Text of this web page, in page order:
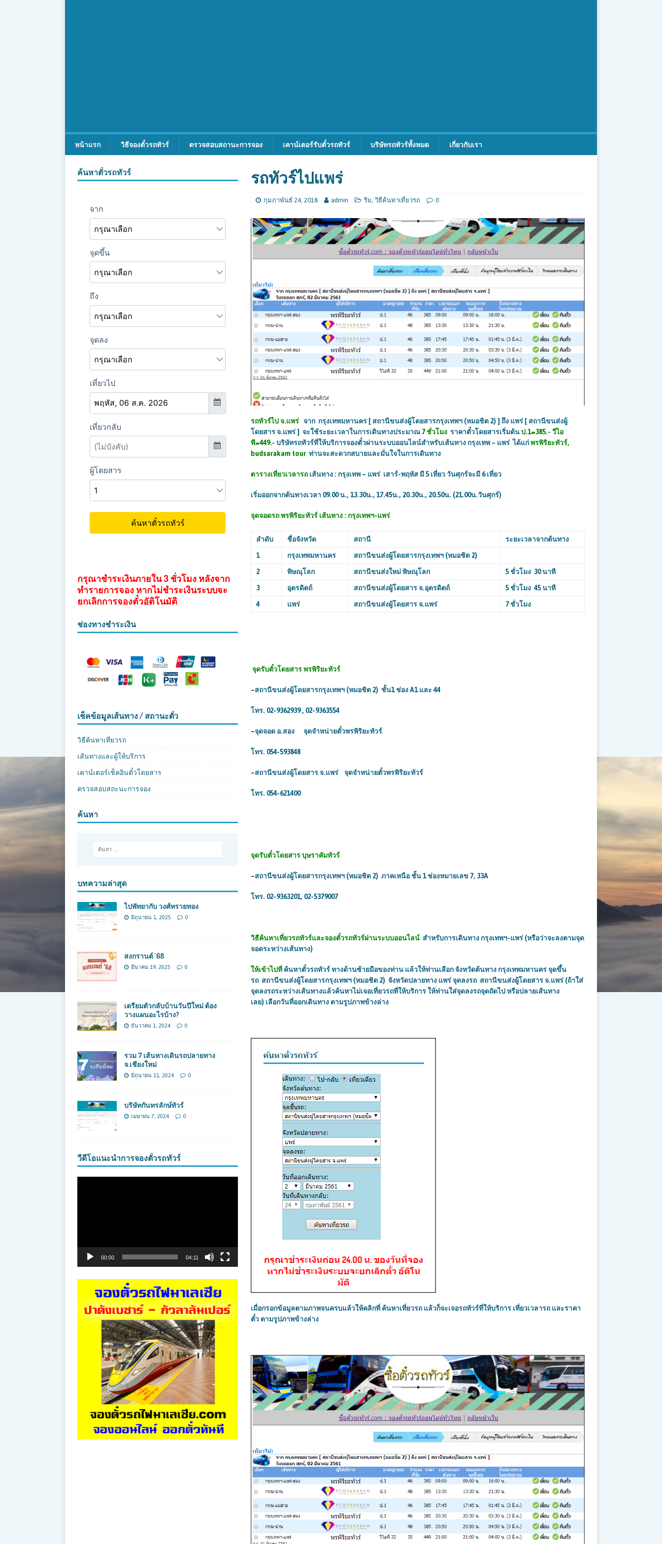
หน้าแรก วิธีจองตั๋วรถทัวร์ ตรวจสอบสถานะการจอง เคาน์เตอร์รับตั๋วรถทัวร์ บริษัทรถทัวร์ทั้งหมด เกี่ยวกับเรา
รถทัวร์ไปแพร่
กุมภาพันธ์ 24, 2018 admin ริม, วิธีค้นหาเที่ยวรถ 0
รถทัวร์ไป จ.แพร่ จาก กรุงเทพมหานคร [ สถานีขนส่งผู้โดยสารกรุงเทพฯ (หมอชิต 2) ] ถึง แพร่ [ สถานีขนส่งผู้
โดยสาร จ.แพร่ ] จะใช้ระยะเวลาในการเดินทางประมาณ 7 ชั่วโมง ราคาตั๋วโดยสารเริ่มต้นป.1=385.- วีไอ
พี=449.- บริษัทรถทัวร์ที่ให้บริการจองตั๋วผ่านระบบออนไลน์สำหรับเส้นทาง กรุงเทพ – แพร่ ได้แก่พรพิริยะทัวร์,
budsarakam tourท่านจะสะดวกสบายและมั่นใจในการเดินทาง
ตารางเที่ยวเวลารถ เส้นทาง : กรุงเทพ – แพร่ เสาร์-พฤหัส มี5 เที่ยววันศุกร์จะมี 6 เที่ยว
เริ่มออกจากต้นทางเวลา 09.00น., 13.30น., 17.45น., 20.30น., 20.50น. (21.00น.วันศุกร์)
จุดจอดรถ พรพิริยะทัวร์ เส้นทาง : กรุงเทพฯ-แพร่
ลำดับ ชื่อจังหวัด สถานี ระยะเวลาจากต้นทาง
1 กรุงเทพมหานคร สถานีขนส่งผู้โดยสารกรุงเทพฯ (หมอชิต 2)
2 พิษณุโลก สถานีขนส่งใหม่ พิษณุโลก 5 ชั่วโมง30นาที
3 อุตรดิตถ์ สถานีขนส่งผู้โดยสาร จ.อุตรดิตถ์ 5 ชั่วโมง45นาที
4 แพร่ สถานีขนส่งผู้โดยสาร จ.แพร่ 7ชั่วโมง
จุดรับตั๋วโดยสารพรพิริยะทัวร์
–สถานีขนส่งผู้โดยสารกรุงเทพฯ (หมอชิต 2) ชั้น1ช่องA1และ44
โทร. 02-9362939 , 02-9363554
–จุดจอด อ.สอง จุดจำหน่ายตั๋วพรพิริยะทัวร์
โทร. 054-593848
–สถานีขนส่งผู้โดยสาร จ.แพร่ จุดจำหน่ายตั๋วพรพิริยะทัวร์
โทร. 054-621400
จุดรับตั๋วโดยสาร บุษราคัมทัวร์
–สถานีขนส่งผู้โดยสารกรุงเทพฯ (หมอชิต 2) ภาคเหนือ ชั้น1ช่องหมายเลข 7, 33A
โทร. 02-9363201, 02-5379007
วิธีค้นหาเที่ยวรถทัวร์และจองตั๋วรถทัวร์ผ่านระบบออนไลน์ สำหรับการเดินทางกรุงเทพฯ-แพร่(หรือว่าจะลงตามจุด
จอดระหว่างเส้นทาง)
ให้เข้าไปที่ ค้นหาตั๋วรถทัวร์ทางด้านซ้ายมือของท่าน แล้วให้ท่านเลือก จังหวัดต้นทางกรุงเทพมหานครจุดขึ้น
รถ สถานีขนส่งผู้โดยสารกรุงเทพฯ (หมอชิต2) จังหวัดปลายทาง แพร่จุดลงรถ สถานีขนส่งผู้โดยสาร จ.แพร่(ถ้าใส่
จุดลงรถระหว่างเส้นทางแล้วค้นหาไม่เจอเที่ยวรถที่ให้บริการ ให้ท่านใส่จุดลงรถจุดถัดไป หรือปลายเส้นทาง
เลย) เลือกวันที่ออกเดินทาง ตามรูปภาพข้างล่าง
เมื่อกรอกข้อมูลตามภาพจนครบแล้วให้คลิกที่ ค้นหาเที่ยวรถ แล้วก็จะเจอรถทัวร์ที่ให้บริการ เที่ยวเวลารถ และราคา
ตั๋ว ตามรูปภาพข้างล่าง
ค้นหาตั๋วรถทัวร์
กรุณาชำระเงินภายใน 3 ชั่วโมง หลังจาก
ทำรายการจอง หากไม่ชำระเงินระบบจะ
ยกเลิกการจองตั๋วอัติโนมัติ
ช่องทางชำระเงิน
เช็คข้อมูลเส้นทาง / สถานะตั๋ว
วิธีค้นหาเที่ยวรถ
เส้นทางและผู้ให้บริการ
เคาน์เตอร์เช็คอินตั๋วโดยสาร
ตรวจสอบสถะนะการจอง
ค้นหา
บทความล่าสุด
ไปพัทยากับ วงศ์ทรายทอง
มิถุนายน 1, 2025 0
สงกรานต์ ’68
มีนาคม 19, 2025 0
เตรียมตัวกลับบ้านวันปีใหม่ ต้อง
วางแผนอะไรบ้าง?
ธันวาคม 1, 2024 0
รวม 7 เส้นทางเดินรถปลายทาง
จ.เชียงใหม่
มิถุนายน 11, 2024 0
บริษัทกันทรลักษ์ทัวร์
เมษายน 7, 2024 0
วีดีโอแนะนำการจองตั๋วรถทัวร์
00:00 04:11